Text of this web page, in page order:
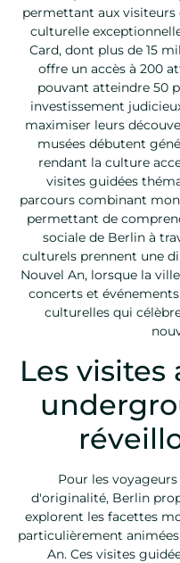
permettant aux
culturelle
Card, dont plus de 15
offre un accès à 200
pouvant atteindre 50
investissement
maximiser leurs
musées débutent
rendant la culture
visites guidées
parcours combinant
permettant de
sociale de Berlin à
culturels prennent une
Nouvel An, lorsque la
concerts et
culturelles qui
Les
Pour les
d'originalité, Berlin
explorent les facettes
particulièrement
An. Ces visites